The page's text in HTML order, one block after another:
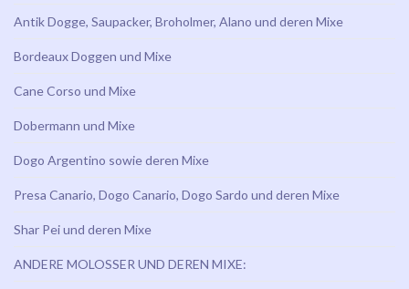
Antik Dogge, Saupacker, Broholmer, Alano und deren Mixe
Bordeaux Doggen und Mixe
Cane Corso und Mixe
Dobermann und Mixe
Dogo Argentino sowie deren Mixe
Presa Canario, Dogo Canario, Dogo Sardo und deren Mixe
Shar Pei und deren Mixe
ANDERE MOLOSSER UND DEREN MIXE: